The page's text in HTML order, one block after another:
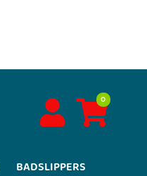
0
BADSLIPPERS